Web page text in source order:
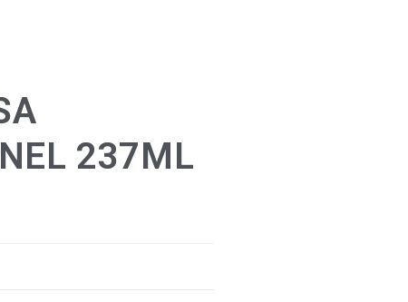
237ML